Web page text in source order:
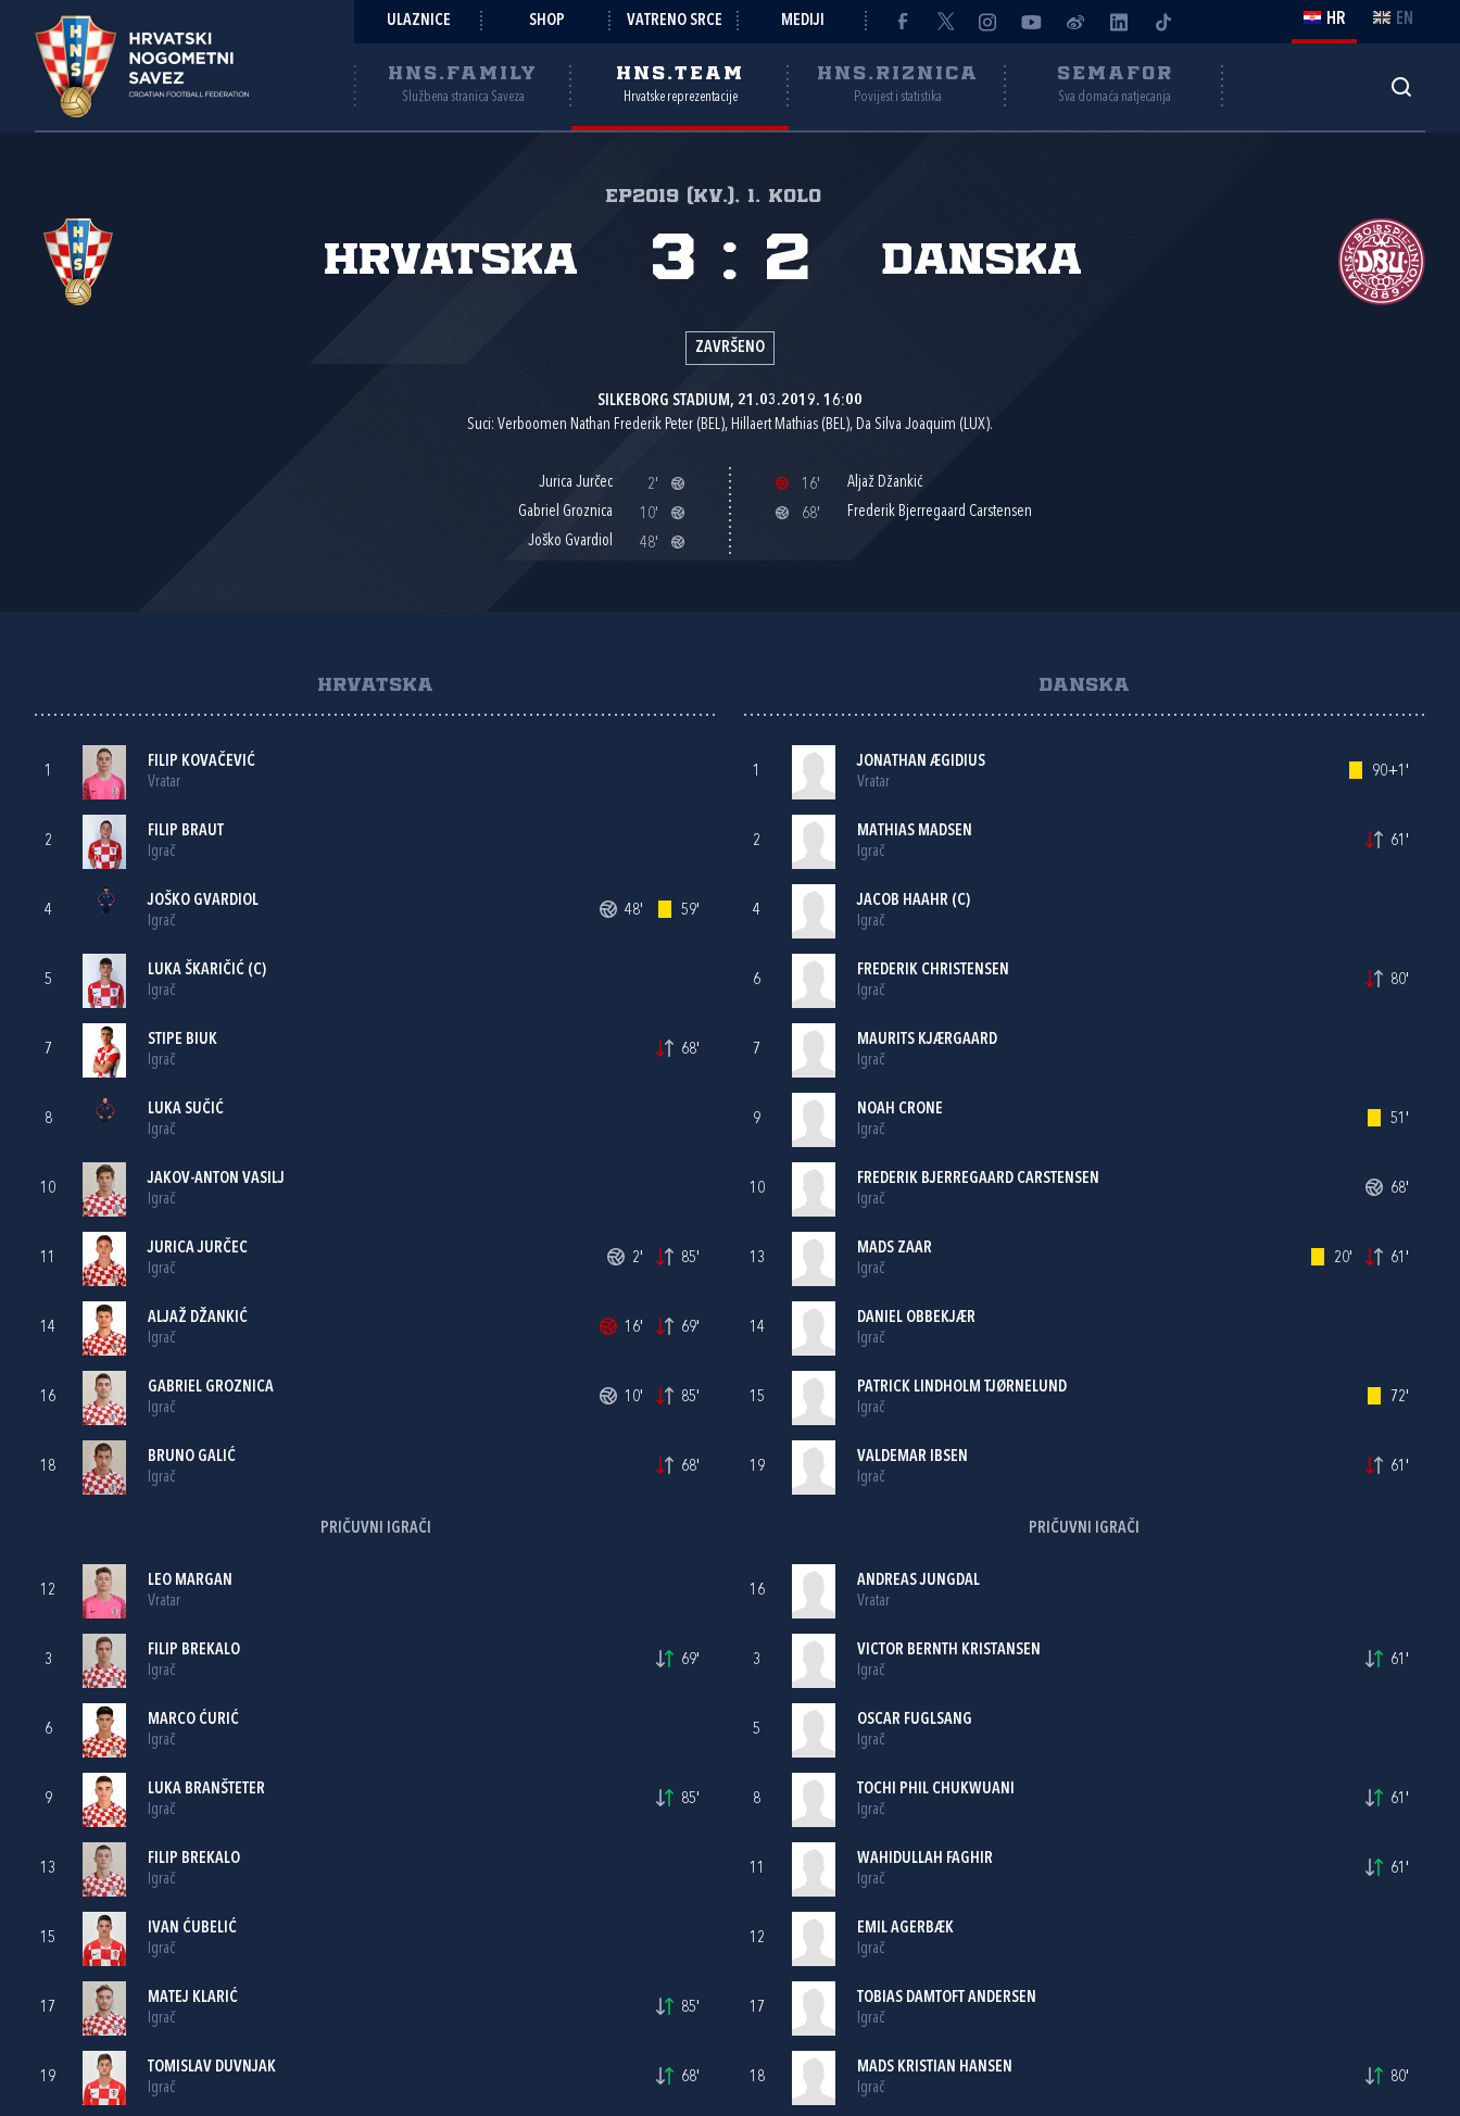
ULAZNICE SHOP VATRENO SRCE MEDIJI HR EN
HNS.FAMILY
Službena stranica Saveza
HNS.TEAM
Hrvatske reprezentacije
HNS.RIZNICA
Povijest i statistika
SEMAFOR
Sva domaća natjecanja
EP2019 (kv.), 1. kolo
Hrvatska Danska
3 : 2
ZAVRŠENO
SILKEBORG STADIUM, 21.03.2019. 16:00
Suci: Verboomen Nathan Frederik Peter (BEL), Hillaert Mathias (BEL), Da Silva Joaquim (LUX).
Jurica Jurčec
2'
Gabriel Groznica
10'
Joško Gvardiol
48'
16'
Aljaž Džankić
68'
Frederik Bjerregaard Carstensen
HRVATSKA
1
FILIP KOVAČEVIĆ
Vratar
2
FILIP BRAUT
Igrač
4
JOŠKO GVARDIOL
Igrač
48' 59'
5
LUKA ŠKARIČIĆ (C)
Igrač
7
STIPE BIUK
Igrač
68'
8
LUKA SUČIĆ
Igrač
10
JAKOV-ANTON VASILJ
Igrač
11
JURICA JURČEC
Igrač
2' 85'
14
ALJAŽ DŽANKIĆ
Igrač
16' 69'
16
GABRIEL GROZNICA
Igrač
10' 85'
18
BRUNO GALIĆ
Igrač
68'
PRIČUVNI IGRAČI
12
LEO MARGAN
Vratar
3
FILIP BREKALO
Igrač
69'
6
MARCO ĆURIĆ
Igrač
9
LUKA BRANŠTETER
Igrač
85'
13
FILIP BREKALO
Igrač
15
IVAN ĆUBELIĆ
Igrač
17
MATEJ KLARIĆ
Igrač
85'
19
TOMISLAV DUVNJAK
Igrač
68'
DANSKA
1
JONATHAN ÆGIDIUS
Vratar
90+1'
2
MATHIAS MADSEN
Igrač
61'
4
JACOB HAAHR (C)
Igrač
6
FREDERIK CHRISTENSEN
Igrač
80'
7
MAURITS KJÆRGAARD
Igrač
9
NOAH CRONE
Igrač
51'
10
FREDERIK BJERREGAARD CARSTENSEN
Igrač
68'
13
MADS ZAAR
Igrač
20' 61'
14
DANIEL OBBEKJÆR
Igrač
15
PATRICK LINDHOLM TJØRNELUND
Igrač
72'
19
VALDEMAR IBSEN
Igrač
61'
PRIČUVNI IGRAČI
16
ANDREAS JUNGDAL
Vratar
3
VICTOR BERNTH KRISTANSEN
Igrač
61'
5
OSCAR FUGLSANG
Igrač
8
TOCHI PHIL CHUKWUANI
Igrač
61'
11
WAHIDULLAH FAGHIR
Igrač
61'
12
EMIL AGERBÆK
Igrač
17
TOBIAS DAMTOFT ANDERSEN
Igrač
18
MADS KRISTIAN HANSEN
Igrač
80'